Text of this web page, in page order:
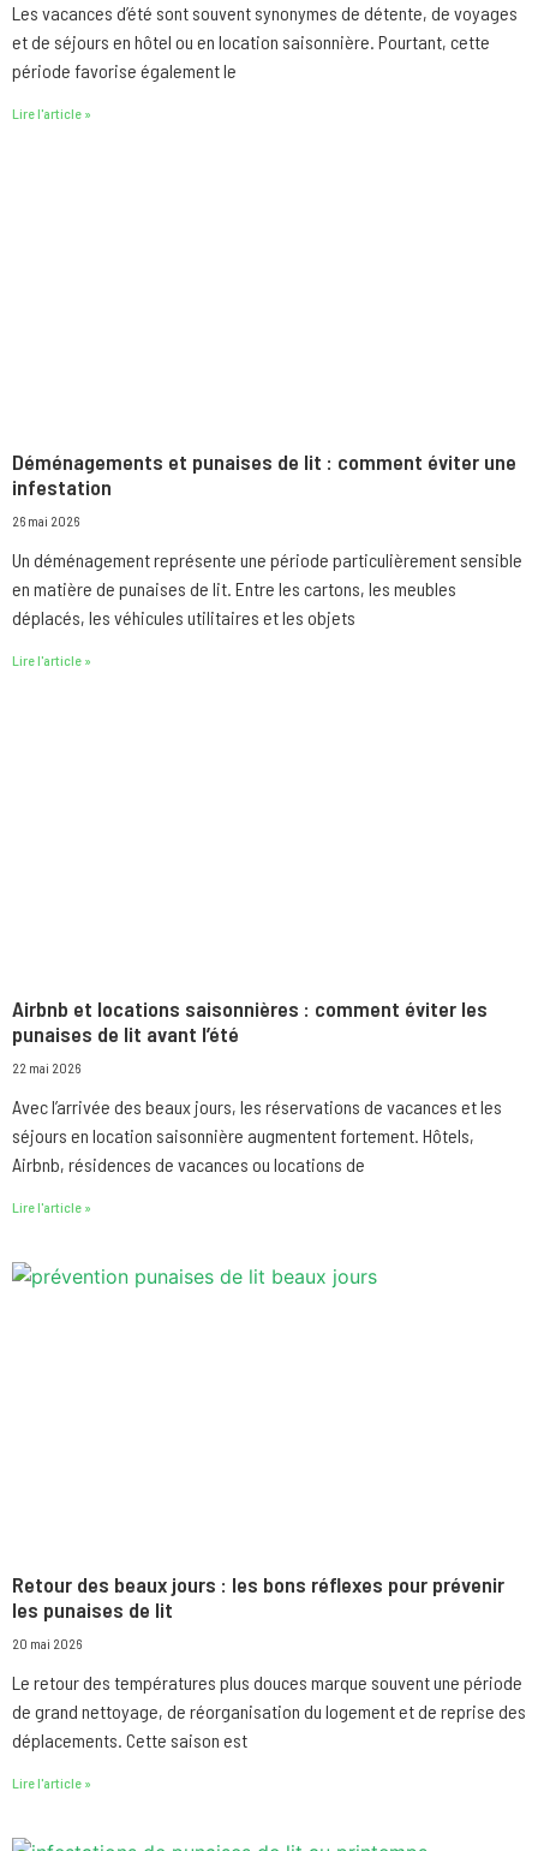
Les vacances d’été sont souvent synonymes de détente, de voyages
et de séjours en hôtel ou en location saisonnière. Pourtant, cette
période favorise également le
Lire l'article »
Déménagements et punaises de lit : comment éviter une
infestation
26 mai 2026
Un déménagement représente une période particulièrement sensible
en matière de punaises de lit. Entre les cartons, les meubles
déplacés, les véhicules utilitaires et les objets
Lire l'article »
Airbnb et locations saisonnières : comment éviter les
punaises de lit avant l’été
22 mai 2026
Avec l’arrivée des beaux jours, les réservations de vacances et les
séjours en location saisonnière augmentent fortement. Hôtels,
Airbnb, résidences de vacances ou locations de
Lire l'article »
Retour des beaux jours : les bons réflexes pour prévenir
les punaises de lit
20 mai 2026
Le retour des températures plus douces marque souvent une période
de grand nettoyage, de réorganisation du logement et de reprise des
déplacements. Cette saison est
Lire l'article »